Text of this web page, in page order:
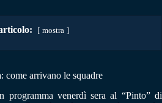
mostra
come arrivano le squadre
programma venerdì sera al “Pinto” di